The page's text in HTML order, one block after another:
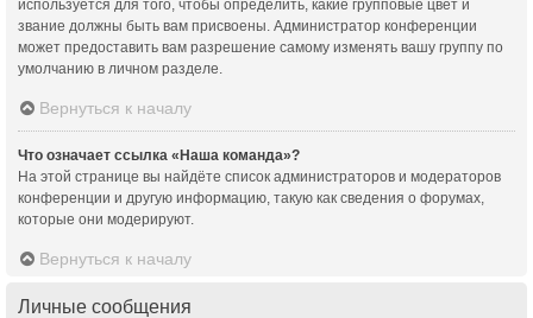
используется для того, чтобы определить, какие групповые цвет и
звание должны быть вам присвоены. Администратор конференции
может предоставить вам разрешение самому изменять вашу группу по
умолчанию в личном разделе.
Вернуться к началу
Что означает ссылка «Наша команда»?
На этой странице вы найдёте список администраторов и модераторов
конференции и другую информацию, такую как сведения о форумах,
которые они модерируют.
Вернуться к началу
Личные сообщения